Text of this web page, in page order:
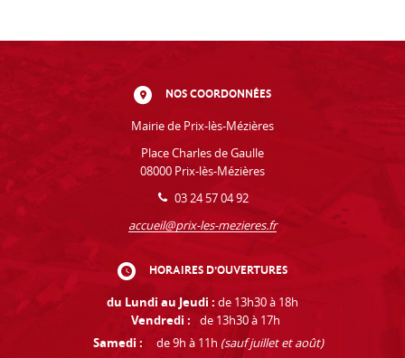
NOS COORDONNÉES
Mairie de Prix-lès-Mézières
Place Charles de Gaulle
08000 Prix-lès-Mézières
03 24 57 04 92
accueil@prix-les-mezieres.fr
HORAIRES D'OUVERTURES
du Lundi au Jeudi : de 13h30 à 18h
Vendredi :
de 13h30 à 17h
Samedi :
de 9h à 11h (sauf juillet et août)